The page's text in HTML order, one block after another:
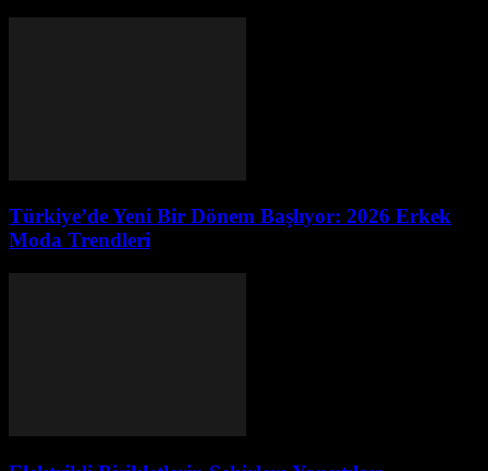
Türkiye’de Yeni Bir Dönem Başlıyor: 2026 Erkek
Moda Trendleri